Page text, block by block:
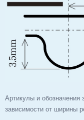
Артикулы и обозначения
зависимости от ширины